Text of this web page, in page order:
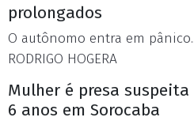
prolongados
O autônomo entra em
RODRIGO HOGERA
Mulher é presa
6 anos em Sorocaba